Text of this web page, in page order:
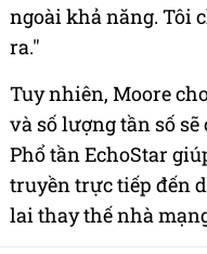
ngoài khả năng. Tôi
ra."
Tuy nhiên, Moore
và số lượng tần số
Phổ tần EchoStar
truyền trực tiếp đến
lai thay thế nhà